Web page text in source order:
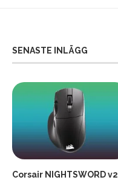
SENASTE INLÄGG
Corsair NIGHTSWORD v2